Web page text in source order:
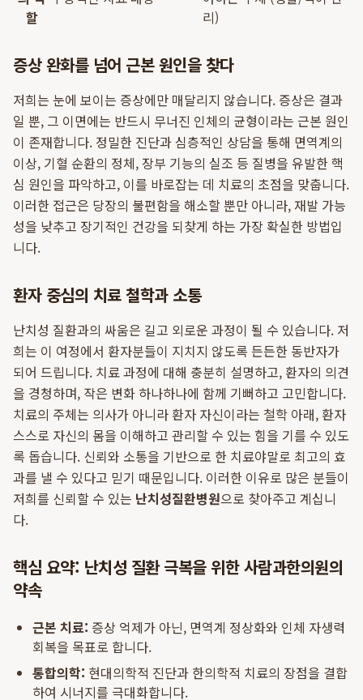
할
리)
증상 완화를 넘어 근본 원인을 찾다
저희는 눈에 보이는 증상에만 매달리지 않습니다. 증상은 결과
일 뿐, 그 이면에는 반드시 무너진 인체의 균형이라는 근본 원인
이 존재합니다. 정밀한 진단과 심층적인 상담을 통해 면역계의
이상, 기혈 순환의 정체, 장부 기능의 실조 등 질병을 유발한 핵
심 원인을 파악하고, 이를 바로잡는 데 치료의 초점을 맞춥니다.
이러한 접근은 당장의 불편함을 해소할 뿐만 아니라, 재발 가능
성을 낮추고 장기적인 건강을 되찾게 하는 가장 확실한 방법입
니다.
환자 중심의 치료 철학과 소통
난치성 질환과의 싸움은 길고 외로운 과정이 될 수 있습니다. 저
희는 이 여정에서 환자분들이 지치지 않도록 든든한 동반자가
되어 드립니다. 치료 과정에 대해 충분히 설명하고, 환자의 의견
을 경청하며, 작은 변화 하나하나에 함께 기뻐하고 고민합니다.
치료의 주체는 의사가 아니라 환자 자신이라는 철학 아래, 환자
스스로 자신의 몸을 이해하고 관리할 수 있는 힘을 기를 수 있도
록 돕습니다. 신뢰와 소통을 기반으로 한 치료야말로 최고의 효
과를 낼 수 있다고 믿기 때문입니다. 이러한 이유로 많은 분들이
저희를 신뢰할 수 있는 난치성질환병원으로 찾아주고 계십니
다.
핵심 요약: 난치성 질환 극복을 위한 사람과한의원의
약속
근본 치료: 증상 억제가 아닌, 면역계 정상화와 인체 자생력
회복을 목표로 합니다.
통합의학: 현대의학적 진단과 한의학적 치료의 장점을 결합
하여 시너지를 극대화합니다.